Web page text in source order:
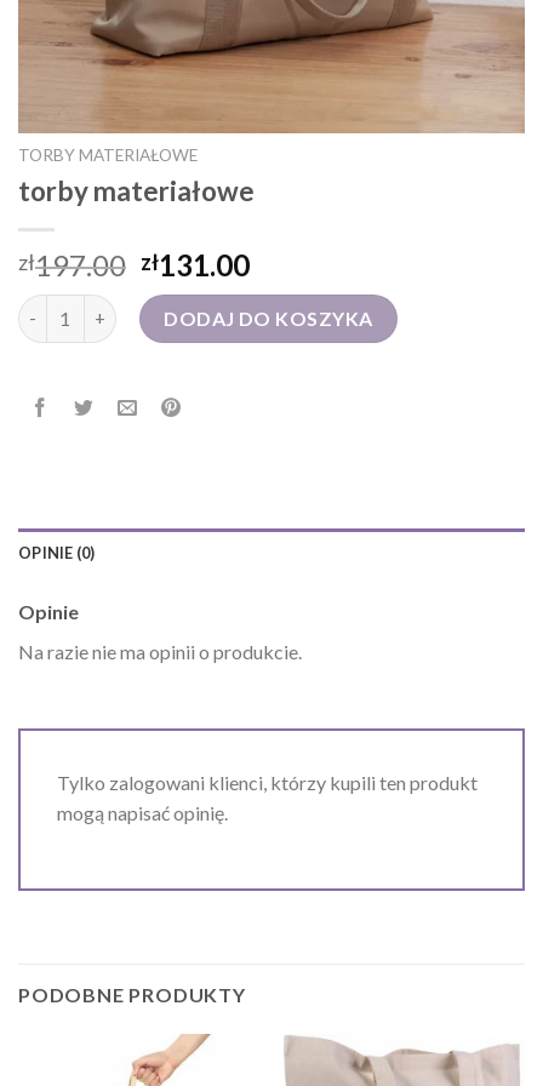
TORBY MATERIAŁOWE
torby materiałowe
zł197.00 zł131.00
ilość torby materiałoweDODAJ DO KOSZYKA
OPINIE (0)
Opinie
Na razie nie ma opinii o produkcie.
Tylko zalogowani klienci, którzy kupili ten produkt
mogą napisać opinię.
PODOBNE PRODUKTY